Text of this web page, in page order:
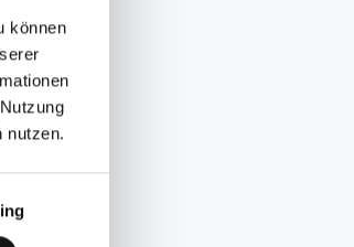
können
nutzen.